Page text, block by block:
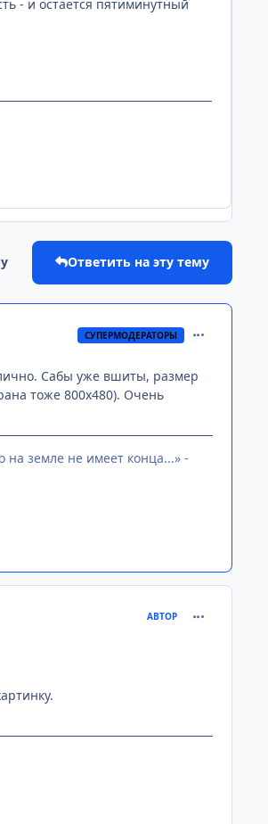
- и остается пятиминутный
Ответить на эту тему
СУПЕРМОДЕРАТОРЫ
Сабы уже вшиты, размер
тоже 800х480). Очень
на земле не имеет конца...» -
АВТОР